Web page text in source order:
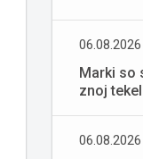
Marki so
znoj